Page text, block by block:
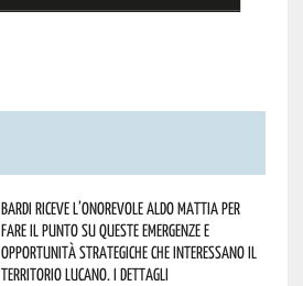
Bardi riceve l’onorevole Aldo Mattia per
fare il punto su queste emergenze e
opportunità strategiche che interessano il
territorio lucano. I dettagli